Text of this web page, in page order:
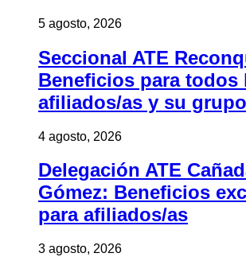
5 agosto, 2026
Seccional ATE
Beneficios para todos
afiliados/as y su
4 agosto, 2026
Delegación ATE
Gómez: Beneficios
para afiliados/as
3 agosto, 2026